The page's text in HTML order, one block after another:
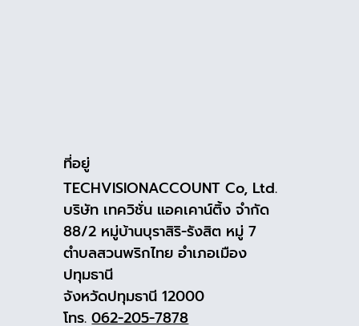
ที่อยู่
TECHVISIONACCOUNT Co, Ltd.
บริษัท เทควิชั่น แอคเคาน์ติ้ง จำกัด
88/2 หมู่บ้านบุราสิริ-รังสิต หมู่ 7
ตำบลสวนพริกไทย อำเภอเมือง
ปทุมธานี
จังหวัดปทุมธานี 12000
โทร.062-205-7878